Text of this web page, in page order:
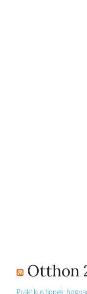
Otthon
Praktikus tippek: